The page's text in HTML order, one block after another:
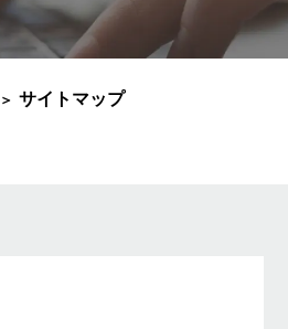
サイトマップ